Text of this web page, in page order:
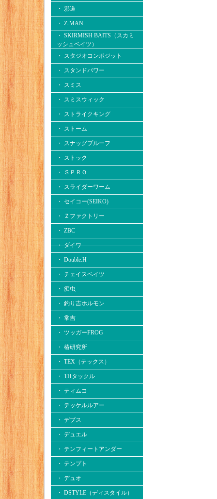
・ 邪道
・ Z-MAN
・ SKIRMISH BAITS（スカミ
ッシュベイツ）
・ スタジオコンポジット
・ スタンドパワー
・ スミス
・ スミスウィック
・ ストライクキング
・ ストーム
・ スナッグプルーフ
・ ストック
・ ＳＰＲＯ
・ スライダーワーム
・ セイコー(SEIKO)
・ Ｚファクトリー
・ ZBC
・ ダイワ
・ Double.H
・ チェイスベイツ
・ 痴虫
・ 釣り吉ホルモン
・ 常吉
・ ツッガーFROG
・ 椿研究所
・ TEX（テックス）
・ THタックル
・ ティムコ
・ テッケルルアー
・ デプス
・ デュエル
・ テンフィートアンダー
・ テンプト
・ デュオ
・ DSTYLE（ディスタイル）